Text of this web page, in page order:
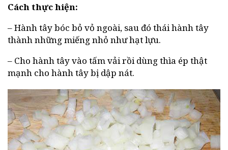
Cách thực hiện:
– Hành tây bóc bỏ vỏ ngoài, sau đó thái hành tây
thành những miếng nhỏ như hạt lựu.
– Cho hành tây vào tấm vải rồi dùng thìa ép thật
mạnh cho hành tây bị dập nát.